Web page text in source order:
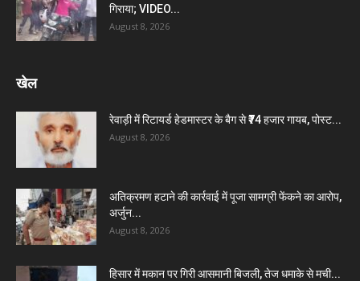
गिराया; VIDEO...
August 8, 2026
खेल
रेवाड़ी में रिटायर्ड हेडमास्टर के बैग से ₹74 हजार गायब, पोस्ट...
August 8, 2026
अतिक्रमण हटाने की कार्रवाई में पूजा सामग्री फेंकने का आरोप,
अर्जुन...
August 8, 2026
हिसार में मकान पर गिरी आसमानी बिजली, तेज धमाके से मची...